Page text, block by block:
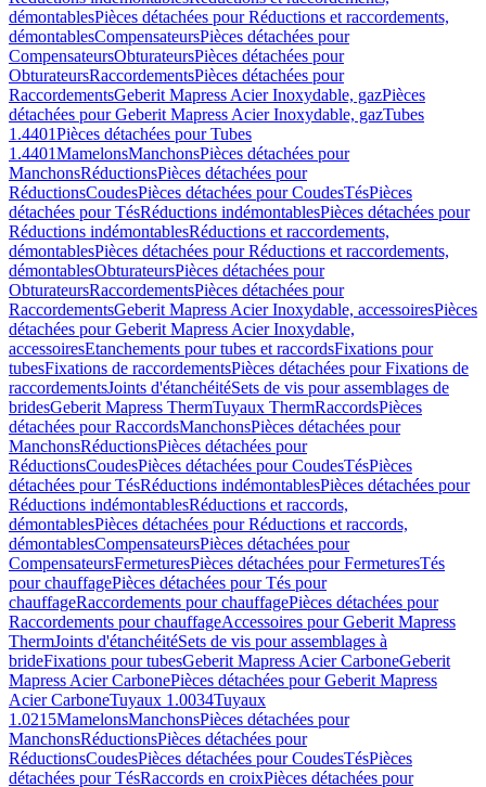
démontablesPièces détachées pour Réductions et raccordements,
démontablesCompensateursPièces détachées pour
CompensateursObturateursPièces détachées pour
ObturateursRaccordementsPièces détachées pour
RaccordementsGeberit Mapress Acier Inoxydable, gazPièces
détachées pour Geberit Mapress Acier Inoxydable, gazTubes
1.4401Pièces détachées pour Tubes
1.4401MamelonsManchonsPièces détachées pour
ManchonsRéductionsPièces détachées pour
RéductionsCoudesPièces détachées pour CoudesTésPièces
détachées pour TésRéductions indémontablesPièces détachées pour
Réductions indémontablesRéductions et raccordements,
démontablesPièces détachées pour Réductions et raccordements,
démontablesObturateursPièces détachées pour
ObturateursRaccordementsPièces détachées pour
RaccordementsGeberit Mapress Acier Inoxydable, accessoiresPièces
détachées pour Geberit Mapress Acier Inoxydable,
accessoiresEtanchements pour tubes et raccordsFixations pour
tubesFixations de raccordementsPièces détachées pour Fixations de
raccordementsJoints d'étanchéitéSets de vis pour assemblages de
bridesGeberit Mapress ThermTuyaux ThermRaccordsPièces
détachées pour RaccordsManchonsPièces détachées pour
ManchonsRéductionsPièces détachées pour
RéductionsCoudesPièces détachées pour CoudesTésPièces
détachées pour TésRéductions indémontablesPièces détachées pour
Réductions indémontablesRéductions et raccords,
démontablesPièces détachées pour Réductions et raccords,
démontablesCompensateursPièces détachées pour
CompensateursFermeturesPièces détachées pour FermeturesTés
pour chauffagePièces détachées pour Tés pour
chauffageRaccordements pour chauffagePièces détachées pour
Raccordements pour chauffageAccessoires pour Geberit Mapress
ThermJoints d'étanchéitéSets de vis pour assemblages à
brideFixations pour tubesGeberit Mapress Acier CarboneGeberit
Mapress Acier CarbonePièces détachées pour Geberit Mapress
Acier CarboneTuyaux 1.0034Tuyaux
1.0215MamelonsManchonsPièces détachées pour
ManchonsRéductionsPièces détachées pour
RéductionsCoudesPièces détachées pour CoudesTésPièces
détachées pour TésRaccords en croixPièces détachées pour